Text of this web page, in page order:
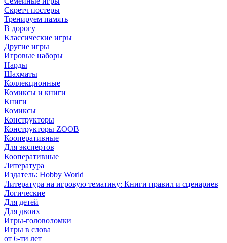
Скретч постеры
Тренируем память
В дорогу
Классические игры
Другие игры
Игровые наборы
Нарды
Шахматы
Коллекционные
Комиксы и книги
Книги
Комиксы
Конструкторы
Конструкторы ZOOB
Кооперативные
Для экспертов
Кооперативные
Литература
Издатель: Hobby World
Литература на игровую тематику: Книги правил и сценариев
Логические
Для детей
Для двоих
Игры-головоломки
Игры в слова
от 6-ти лет